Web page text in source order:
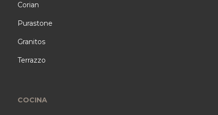
Corian
Purastone
Granitos
Terrazzo
COCINA